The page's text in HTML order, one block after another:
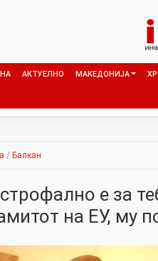
АКТУЕЛНО МАКЕДОНИЈА
/ Балкан
е за
на ЕУ, му